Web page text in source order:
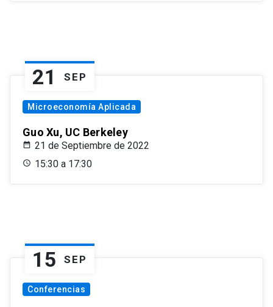
21 SEP
Microeconomía Aplicada
Guo Xu, UC Berkeley
21 de Septiembre de 2022
15:30 a 17:30
15 SEP
Conferencias